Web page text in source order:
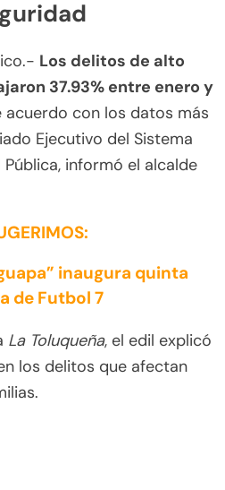
Los delitos de alto
37.93% entre enero y
acuerdo con los datos más
Ejecutivo del Sistema
informó el alcalde
inaugura quinta
de Futbol 7
La Toluqueña, el edil explicó
los delitos que afectan